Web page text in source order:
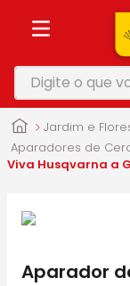
Digite o que
Jardim e
Aparadores de
Viva Husqvarna a
Aparador